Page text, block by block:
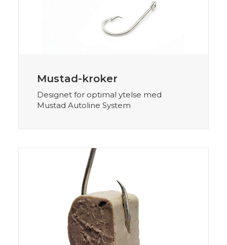
Mustad-kroker
Designet for optimal ytelse med
Mustad Autoline System